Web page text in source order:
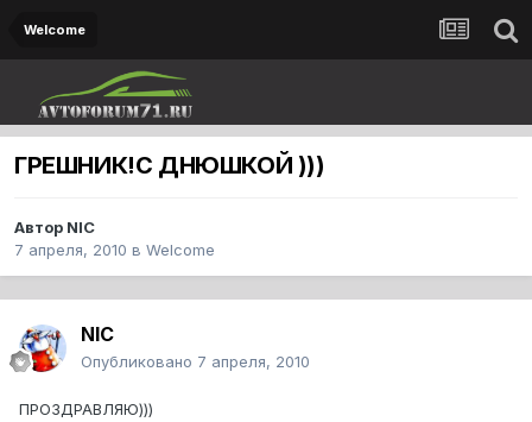
Welcome
ГРЕШНИК!С ДНЮШКОЙ )))
Автор NIC
7 апреля, 2010 в Welcome
NIC
Опубликовано 7 апреля, 2010
ПРОЗДРАВЛЯЮ)))